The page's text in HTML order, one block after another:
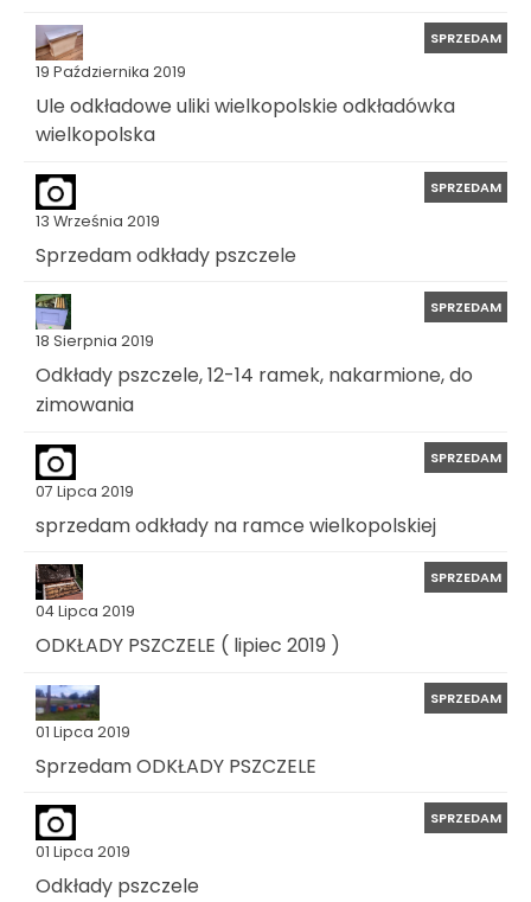
19 Października 2019
SPRZEDAM
Ule odkładowe uliki wielkopolskie odkładówka
wielkopolska
13 Września 2019
SPRZEDAM
Sprzedam odkłady pszczele
18 Sierpnia 2019
SPRZEDAM
Odkłady pszczele, 12-14 ramek, nakarmione, do
zimowania
07 Lipca 2019
SPRZEDAM
sprzedam odkłady na ramce wielkopolskiej
04 Lipca 2019
SPRZEDAM
ODKŁADY PSZCZELE ( lipiec 2019 )
01 Lipca 2019
SPRZEDAM
Sprzedam ODKŁADY PSZCZELE
01 Lipca 2019
SPRZEDAM
Odkłady pszczele